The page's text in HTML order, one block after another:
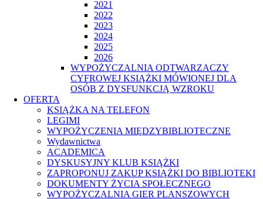
2021
2022
2023
2024
2025
2026
WYPOŻYCZALNIA ODTWARZACZY
CYFROWEJ KSIĄŻKI MÓWIONEJ DLA
OSÓB Z DYSFUNKCJĄ WZROKU
OFERTA
KSIĄŻKA NA TELEFON
LEGIMI
WYPOŻYCZENIA MIĘDZYBIBLIOTECZNE
Wydawnictwa
ACADEMICA
DYSKUSYJNY KLUB KSIĄŻKI
ZAPROPONUJ ZAKUP KSIĄŻKI DO BIBLIOTEKI
DOKUMENTY ŻYCIA SPOŁECZNEGO
WYPOŻYCZALNIA GIER PLANSZOWYCH